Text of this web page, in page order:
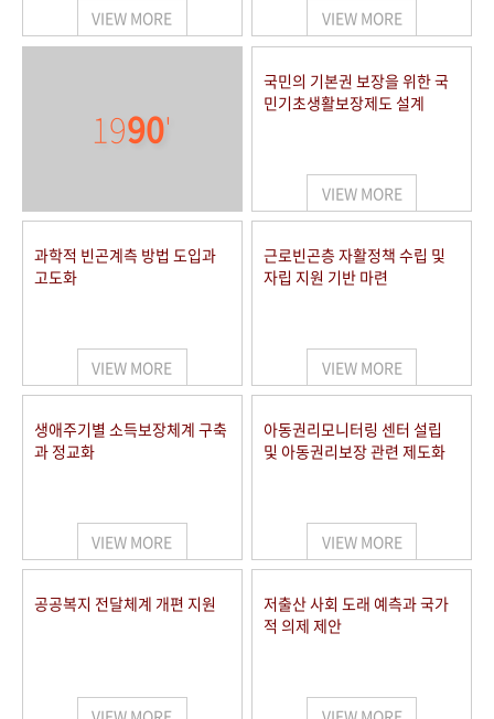
VIEW MORE VIEW MORE
1990'
국민의 기본권 보장을 위한 국
민기초생활보장제도 설계
VIEW MORE
과학적 빈곤계측 방법 도입과
고도화
VIEW MORE
근로빈곤층 자활정책 수립 및
자립 지원 기반 마련
VIEW MORE
생애주기별 소득보장체계 구축
과 정교화
VIEW MORE
아동권리모니터링 센터 설립
및 아동권리보장 관련 제도화
VIEW MORE
공공복지 전달체계 개편 지원
저출산 사회 도래 예측과 국가
적 의제 제안